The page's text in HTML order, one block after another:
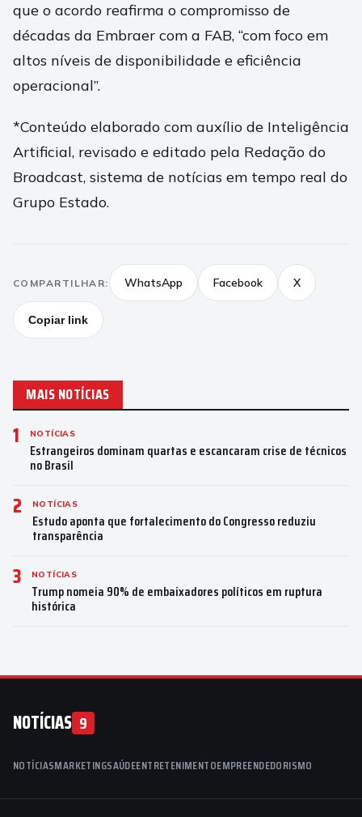
que o acordo reafirma o compromisso de
décadas da Embraer com a FAB, “com foco em
altos níveis de disponibilidade e eficiência
operacional”.
*Conteúdo elaborado com auxílio de Inteligência
Artificial, revisado e editado pela Redação do
Broadcast, sistema de notícias em tempo real do
Grupo Estado.
COMPARTILHAR: WhatsApp Facebook X
Copiar link
MAIS NOTÍCIAS
1 NOTÍCIAS
Estrangeiros dominam quartas e escancaram crise de técnicos
no Brasil
2 NOTÍCIAS
Estudo aponta que fortalecimento do Congresso reduziu
transparência
3 NOTÍCIAS
Trump nomeia 90% de embaixadores políticos em ruptura
histórica
NOTÍCIAS 9
NOTÍCIASMARKETINGSAÚDEENTRETENIMENTOEMPREENDEDORISMO